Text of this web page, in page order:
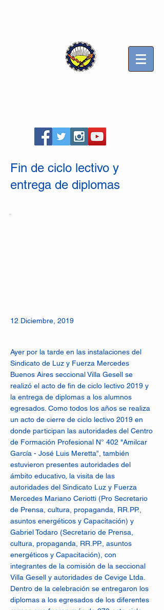
Fin de ciclo lectivo y
entrega de diplomas
12 Diciembre, 2019
Ayer por la tarde en las instalaciones del
Sindicato de Luz y Fuerza Mercedes
Buenos Aires seccional Villa Gesell se
realizó el acto de fin de ciclo lectivo 2019 y
la entrega de diplomas a los alumnos
egresados. Como todos los años se realiza
un acto de cierre de ciclo lectivo 2019 en
donde participan las autoridades del Centro
de Formación Profesional N° 402 "Amilcar
García - José Luis Meretta”, también
estuvieron presentes autoridades del
ámbito educativo, la visita de las
autoridades del Sindicato Luz y Fuerza
Mercedes Mariano Ceriotti (Pro Secretario
de Prensa, cultura, propaganda, RR.PP.,
asuntos energéticos y Capacitación) y
Gabriel Todaro (Secretario de Prensa,
cultura, propaganda, RR.PP., asuntos
energéticos y Capacitación), con
integrantes de la comisión de la seccional
Villa Gesell y autoridades de Cevige Ltda.
Dentro de la celebración se entregaron los
diplomas a los egresados de los diferentes